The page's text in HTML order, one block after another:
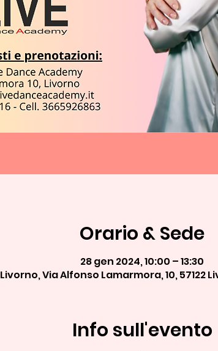
Orario & Sede
28 gen 2024, 10:00 – 13:30
Livorno, Via Alfonso Lamarmora, 10, 57122
Info sull'evento